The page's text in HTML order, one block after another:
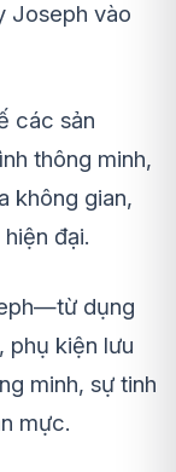
Joseph vào
các sản
thông minh,
không gian,
đại.
dụng
phụ kiện lưu
minh, sự tinh
mực.